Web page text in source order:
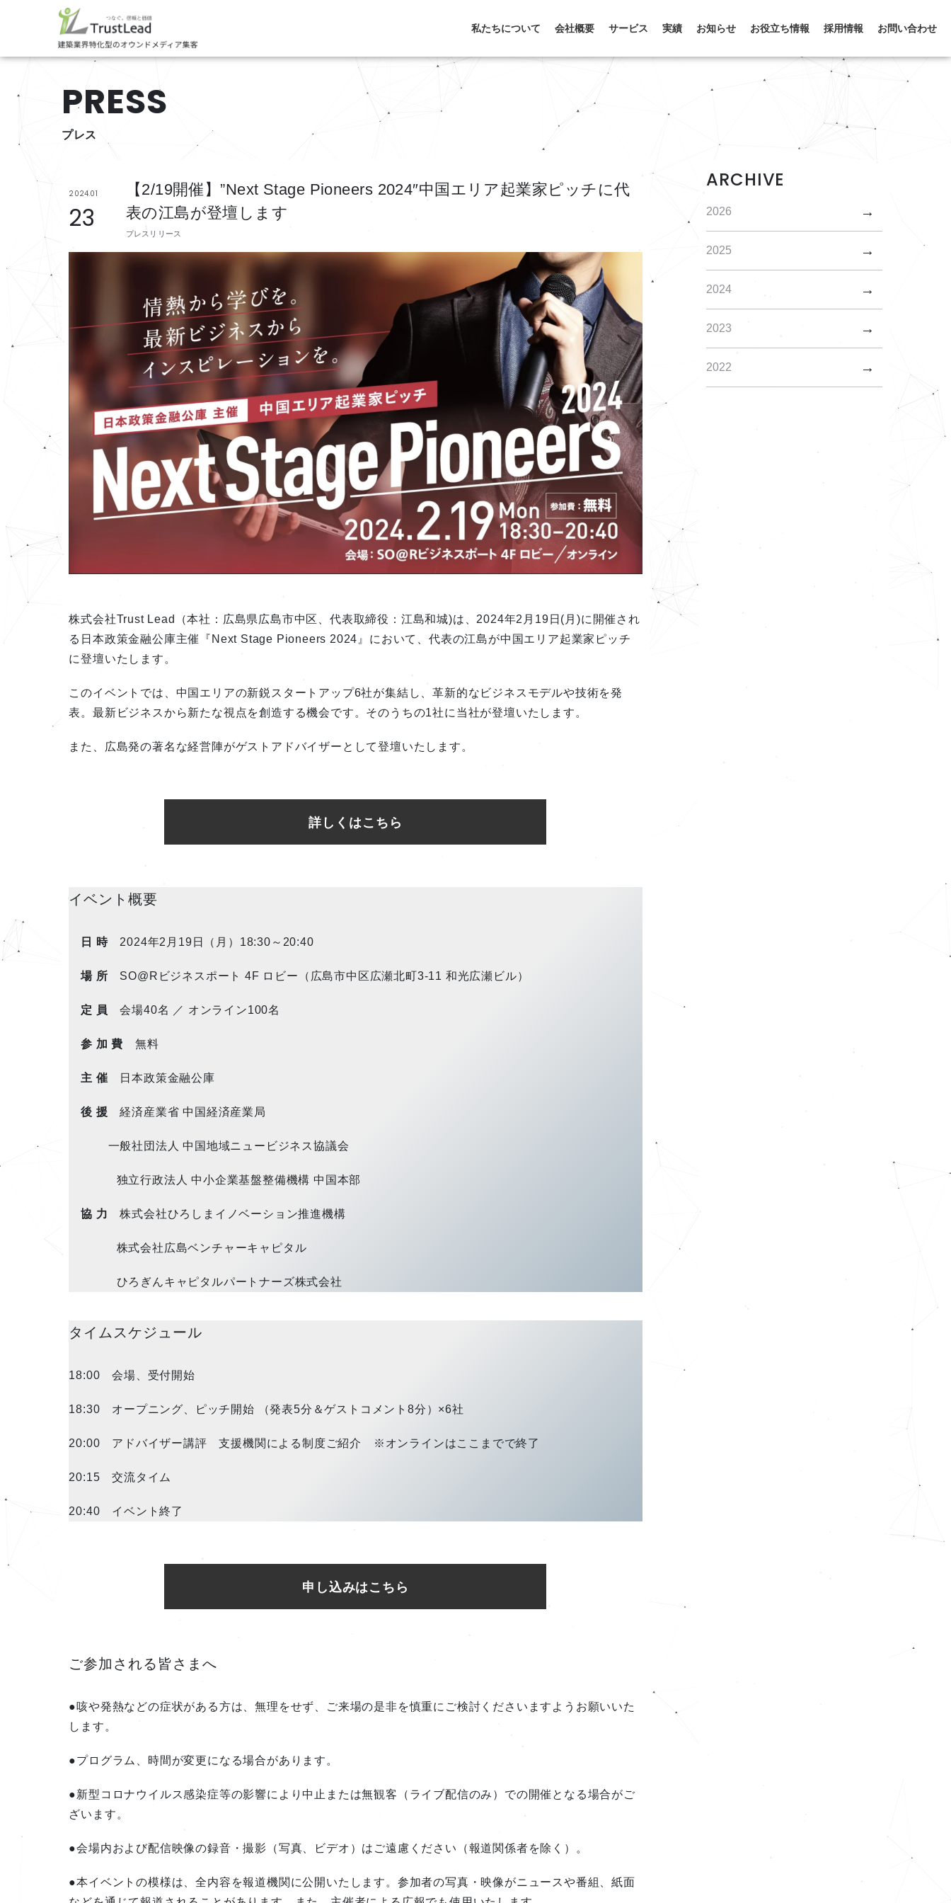
私たちについて 会社概要 サービス 実績 お知らせ お役立ち情報 採用情報 お問い合わせ
PRESS
プレス
2024.01
23
【2/19開催】”Next Stage Pioneers 2024″中国エリア起業家ピッチに代
表の江島が登壇します
プレスリリース
株式会社Trust Lead（本社：広島県広島市中区、代表取締役：江島和城)は、2024年2月19日(月)に開催され
る日本政策金融公庫主催『Next Stage Pioneers 2024』において、代表の江島が中国エリア起業家ピッチ
に登壇いたします。
このイベントでは、中国エリアの新鋭スタートアップ6社が集結し、革新的なビジネスモデルや技術を発
表。最新ビジネスから新たな視点を創造する機会です。そのうちの1社に当社が登壇いたします。
また、広島発の著名な経営陣がゲストアドバイザーとして登壇いたします。
詳しくはこちら
イベント概要
日 時 2024年2月19日（月）18:30～20:40
場 所 SO@Rビジネスポート 4F ロビー（広島市中区広瀬北町3-11 和光広瀬ビル）
定 員会場40名 ／ オンライン100名
参 加 費 無料
主 催 日本政策金融公庫
後 援経済産業省 中国経済産業局
一般社団法人 中国地域ニュービジネス協議会
独立行政法人 中小企業基盤整備機構 中国本部
協 力株式会社ひろしまイノベーション推進機構
株式会社広島ベンチャーキャピタル
ひろぎんキャピタルパートナーズ株式会社
タイムスケジュール
18:00 会場、受付開始
18:30 オープニング、ピッチ開始 （発表5分＆ゲストコメント8分）×6社
20:00 アドバイザー講評 支援機関による制度ご紹介 ※オンラインはここまでで終了
20:15 交流タイム
20:40 イベント終了
申し込みはこちら
ご参加される皆さまへ
●咳や発熱などの症状がある方は、無理をせず、ご来場の是非を慎重にご検討くださいますようお願いいた
します。
●プログラム、時間が変更になる場合があります。
●新型コロナウイルス感染症等の影響により中止または無観客（ライブ配信のみ）での開催となる場合がご
ざいます。
●会場内および配信映像の録音・撮影（写真、ビデオ）はご遠慮ください（報道関係者を除く）。
●本イベントの模様は、全内容を報道機関に公開いたします。参加者の写真・映像がニュースや番組、紙面
ARCHIVE
2026
2025
2024
2023
2022